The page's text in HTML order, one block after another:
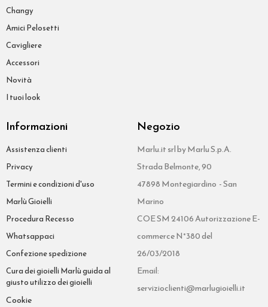
Changy
Amici Pelosetti
Cavigliere
Accessori
Novità
I tuoi look
Informazioni
Assistenza clienti
Privacy
Termini e condizioni d'uso
Marlù Gioielli
Procedura Recesso
Whatsappaci
Confezione spedizione
Cura dei gioielli Marlù guida al
giusto utilizzo dei gioielli
Cookie
Negozio
Marlu.it srl by Marlu S.p.A.
Strada Belmonte, 90
47898 Montegiardino - San
Marino
COE SM 24106 Autorizzazione E-
commerce N°380 del
26/03/2018
Email:
servizioclienti@marlugioielli.it